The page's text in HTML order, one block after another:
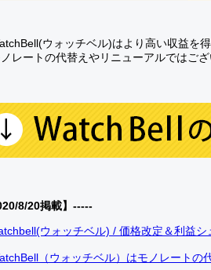
ウォッチベル)はより高い収益を
レートの代替えやリニューアルではござ
8/20掲載】-----
ウォッチベル) / 価格改定＆利益
（ウォッチベル）はモノレートの